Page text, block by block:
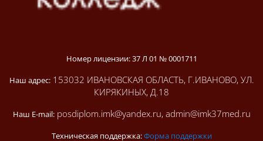
Номер лицензии: 37 Л 01 № 0001711
Наш адрес:153032 ИВАНОВСКАЯ ОБЛАСТЬ, Г.ИВАНОВО, УЛ.
КИРЯКИНЫХ, Д.18
Наш E-mail:posdiplom.imk@yandex.ru, admin@imk37med.ru
Техническая поддержка:Форма поддержки